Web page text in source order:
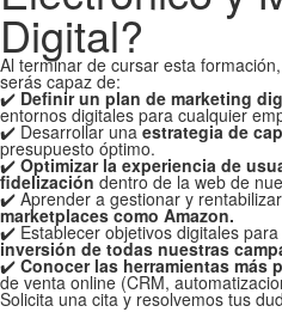
Digital?
Al terminar de cursar esta
serás capaz de:
✔️ Definir un plan de marketing
entornos digitales para cualquier
✔️ Desarrollar unaestrategia de
presupuesto óptimo.
✔️ Optimizar la experiencia de
fidelización dentro de la web de
✔️ Aprender a gestionar y
marketplaces como Amazon.
✔️ Establecer objetivos digitales
inversión de todas nuestras
✔️ Conocer las herramientas más
de venta online (CRM,
Solicita una cita y resolvemos tus